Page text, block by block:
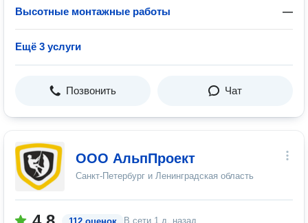
Высотные монтажные работы —
Ещё 3 услуги
Позвонить Чат
ООО АльпПроект
Санкт-Петербург и Ленинградская область
В сети 1 д. назад